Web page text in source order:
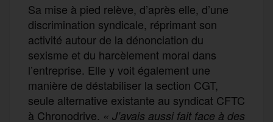
Sa mise à pied relève, d’après elle, d’une
discrimination syndicale, réprimant son
activité autour de la dénonciation du
sexisme et du harcèlement moral dans
l’entreprise. Elle y voit également une
manière de déstabiliser la section CGT,
seule alternative existante au syndicat CFTC
à Chronodrive. « J’avais aussi fait face à des